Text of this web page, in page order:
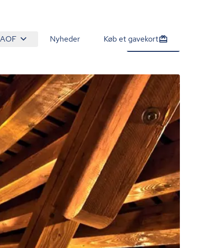
Nyheder Køb et gavekort
210 kr. /person Tilmeld nu